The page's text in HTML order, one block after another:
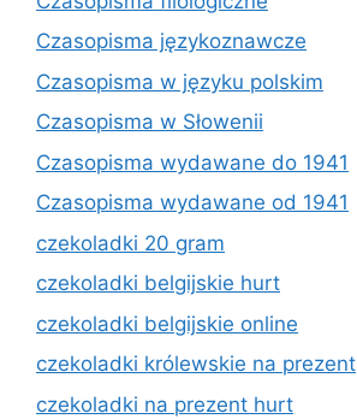
Czasopisma językoznawcze
Czasopisma w języku polskim
Czasopisma w Słowenii
Czasopisma wydawane do 1941
Czasopisma wydawane od 1941
czekoladki 20 gram
czekoladki belgijskie hurt
czekoladki belgijskie online
czekoladki królewskie na prezent
czekoladki na prezent hurt